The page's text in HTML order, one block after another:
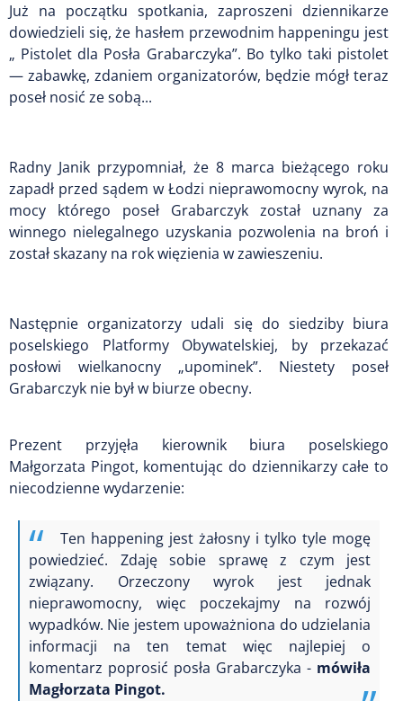
Już na początku spotkania, zaproszeni dziennikarze
dowiedzieli się, że hasłem przewodnim happeningu jest
„ Pistolet dla Posła Grabarczyka”. Bo tylko taki pistolet
— zabawkę, zdaniem organizatorów, będzie mógł teraz
poseł nosić ze sobą...
Radny Janik przypomniał, że 8 marca bieżącego roku
zapadł przed sądem w Łodzi nieprawomocny wyrok, na
mocy którego poseł Grabarczyk został uznany za
winnego nielegalnego uzyskania pozwolenia na broń i
został skazany na rok więzienia w zawieszeniu.
Następnie organizatorzy udali się do siedziby biura
poselskiego Platformy Obywatelskiej, by przekazać
posłowi wielkanocny „upominek”. Niestety poseł
Grabarczyk nie był w biurze obecny.
Prezent przyjęła kierownik biura poselskiego
Małgorzata Pingot, komentując do dziennikarzy całe to
niecodzienne wydarzenie:
Ten happening jest żałosny i tylko tyle mogę
powiedzieć. Zdaję sobie sprawę z czym jest
związany. Orzeczony wyrok jest jednak
nieprawomocny, więc poczekajmy na rozwój
wypadków. Nie jestem upoważniona do udzielania
informacji na ten temat więc najlepiej o
komentarz poprosić posła Grabarczyka - mówiła
Magłorzata Pingot.